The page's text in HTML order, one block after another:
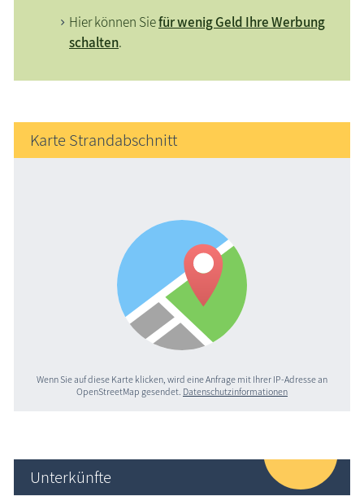
Hier können Siefür wenig Geld Ihre Werbung
schalten.
Karte Strandabschnitt
Wenn Sie auf diese Karte klicken, wird eine Anfrage mit Ihrer IP-Adresse an
OpenStreetMap gesendet. Datenschutzinformationen
Unterkünfte